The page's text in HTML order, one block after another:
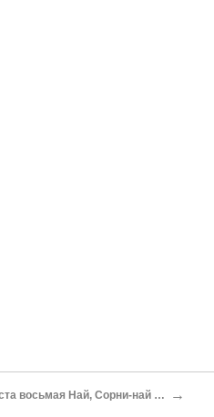
Верста восьмая Най, Сорни-най и Наина →